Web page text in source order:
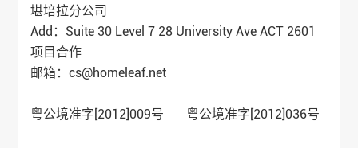
堪培拉分公司
Add：Suite 30 Level 7 28 University Ave ACT 2601
项目合作
邮箱：cs@homeleaf.net
粤公境准字[2012]009号 粤公境准字[2012]036号